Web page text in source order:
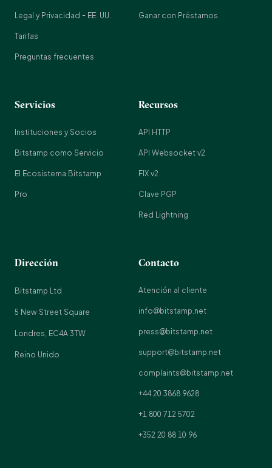
Legal y Privacidad - EE. UU.
Tarifas
Preguntas frecuentes
Ganar con Préstamos
Servicios
Instituciones y Socios
Bitstamp como Servicio
El Ecosistema Bitstamp
Pro
Recursos
API HTTP
API Websocket v2
FIX v2
Clave PGP
Red Lightning
Dirección
Bitstamp Ltd
5 New Street Square
Londres, EC4A 3TW
Reino Unido
Contacto
Atención al cliente
info@bitstamp.net
press@bitstamp.net
support@bitstamp.net
complaints@bitstamp.net
+44 20 3868 9628
+1 800 712 5702
+352 20 88 10 96